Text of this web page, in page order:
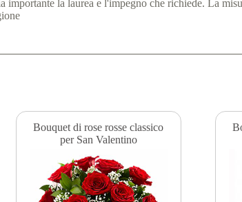
importante la laurea e l'impegno che richiede. La
Bouquet di rose rosse classico
per San Valentino